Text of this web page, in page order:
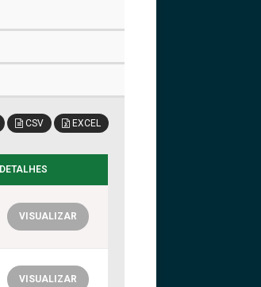
CSV EXCEL
DETALHES
VISUALIZAR
VISUALIZAR